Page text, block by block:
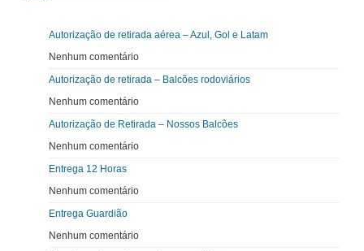
Autorização de retirada aérea – Azul, Gol e Latam
Nenhum comentário
Autorização de retirada – Balcões rodoviários
Nenhum comentário
Autorização de Retirada – Nossos Balcões
Nenhum comentário
Entrega 12 Horas
Nenhum comentário
Entrega Guardião
Nenhum comentário